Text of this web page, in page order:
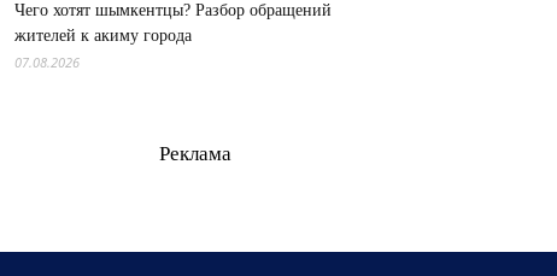
Чего хотят шымкентцы? Разбор обращений
жителей к акиму города
07.08.2026
Реклама